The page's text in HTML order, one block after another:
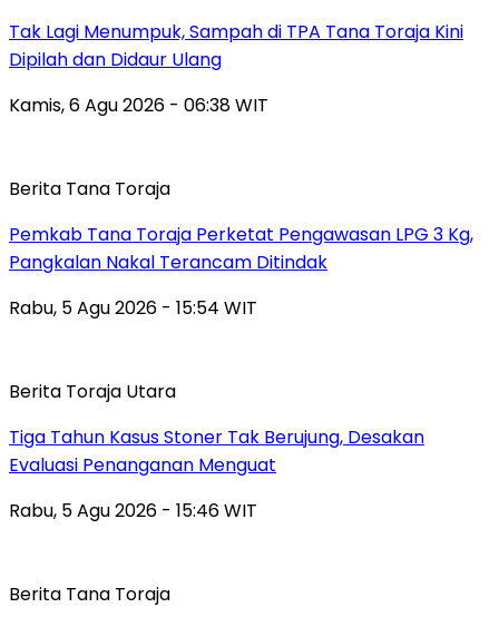
Tak Lagi Menumpuk, Sampah di TPA Tana Toraja Kini
Dipilah dan Didaur Ulang
Kamis, 6 Agu 2026 - 06:38 WIT
Berita Tana Toraja
Pemkab Tana Toraja Perketat Pengawasan LPG 3 Kg,
Pangkalan Nakal Terancam Ditindak
Rabu, 5 Agu 2026 - 15:54 WIT
Berita Toraja Utara
Tiga Tahun Kasus Stoner Tak Berujung, Desakan
Evaluasi Penanganan Menguat
Rabu, 5 Agu 2026 - 15:46 WIT
Berita Tana Toraja